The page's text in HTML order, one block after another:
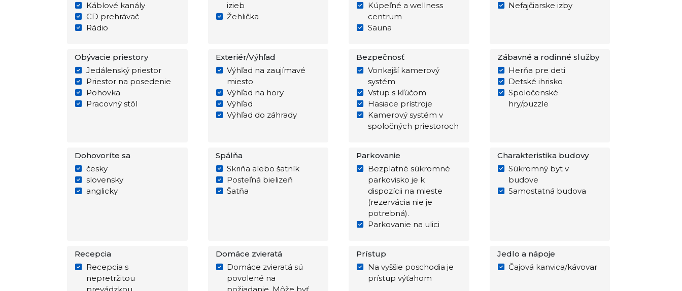
Káblové kanály
CD prehrávač
Rádio
izieb
Žehlička
Kúpeľné a wellness
centrum
Sauna
Nefajčiarske izby
Obývacie priestory
Jedálenský priestor
Priestor na posedenie
Pohovka
Pracovný stôl
Exteriér/Výhľad
Výhľad na zaujímavé
miesto
Výhľad na hory
Výhľad
Výhľad do záhrady
Bezpečnosť
Vonkajší kamerový
systém
Vstup s kľúčom
Hasiace prístroje
Kamerový systém v
spoločných priestoroch
Zábavné a rodinné služby
Herňa pre deti
Detské ihrisko
Spoločenské
hry/puzzle
Dohovoríte sa
česky
slovensky
anglicky
Spálňa
Skriňa alebo šatník
Posteľná bielizeň
Šatňa
Parkovanie
Bezplatné súkromné
parkovisko je k
dispozícii na mieste
(rezervácia nie je
potrebná).
Parkovanie na ulici
Charakteristika budovy
Súkromný byt v
budove
Samostatná budova
Recepcia
Recepcia s
nepretržitou
Domáce zvieratá
Domáce zvieratá sú
povolené na
Prístup
Na vyššie poschodia je
prístup výťahom
Jedlo a nápoje
Čajová kanvica/kávovar